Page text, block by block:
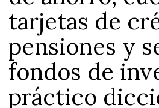
tarjetas de
pensiones y
fondos de
práctico